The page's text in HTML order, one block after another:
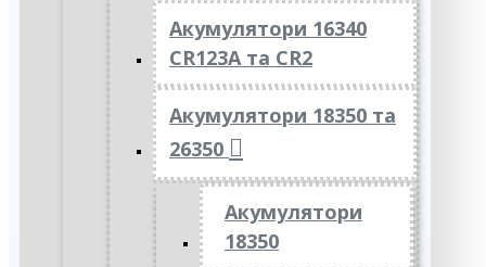
Акумулятори 16340
CR123A та CR2
Акумулятори 18350 та
26350
Акумулятори
18350